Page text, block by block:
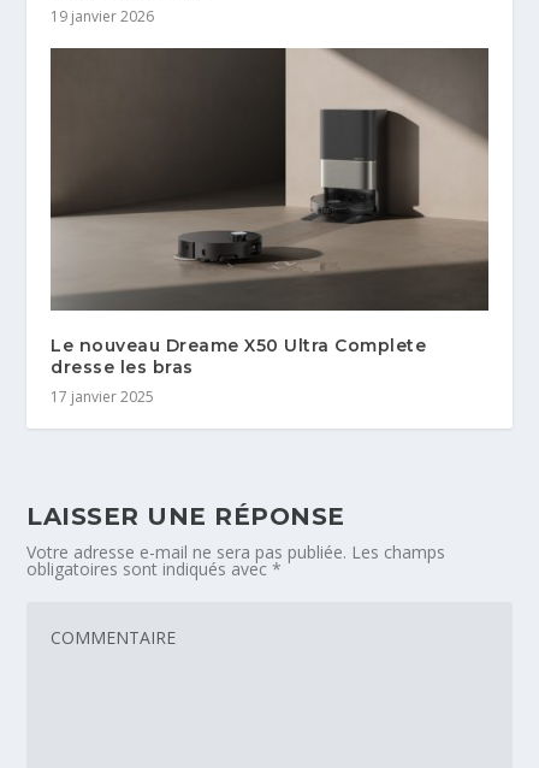
19 janvier 2026
Le nouveau Dreame X50 Ultra Complete
dresse les bras
17 janvier 2025
LAISSER UNE RÉPONSE
Votre adresse e-mail ne sera pas publiée. Les champs
obligatoires sont indiqués avec*